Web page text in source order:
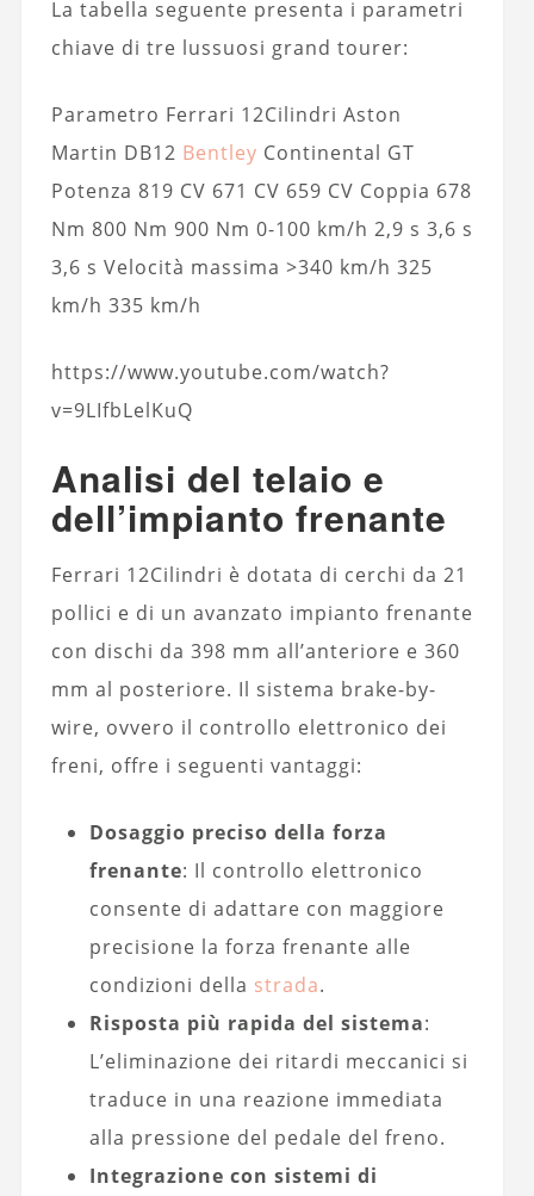
La tabella seguente presenta i parametri
chiave di tre lussuosi grand tourer:
Parametro Ferrari 12Cilindri Aston
Martin DB12 Bentley Continental GT
Potenza 819 CV 671 CV 659 CV Coppia 678
Nm 800 Nm 900 Nm 0-100 km/h 2,9 s 3,6 s
3,6 s Velocità massima >340 km/h 325
km/h 335 km/h
https://www.youtube.com/watch?
v=9LIfbLelKuQ
Analisi del telaio e
dell’impianto frenante
Ferrari 12Cilindri è dotata di cerchi da 21
pollici e di un avanzato impianto frenante
con dischi da 398 mm all’anteriore e 360
mm al posteriore. Il sistema brake-by-
wire, ovvero il controllo elettronico dei
freni, offre i seguenti vantaggi:
Dosaggio preciso della forza
frenante: Il controllo elettronico
consente di adattare con maggiore
precisione la forza frenante alle
condizioni della strada.
Risposta più rapida del sistema:
L’eliminazione dei ritardi meccanici si
traduce in una reazione immediata
alla pressione del pedale del freno.
Integrazione con sistemi di